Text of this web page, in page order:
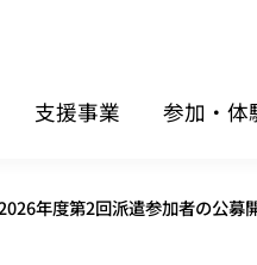
支援事業 参加・体
年度第2回派遣参加者の公